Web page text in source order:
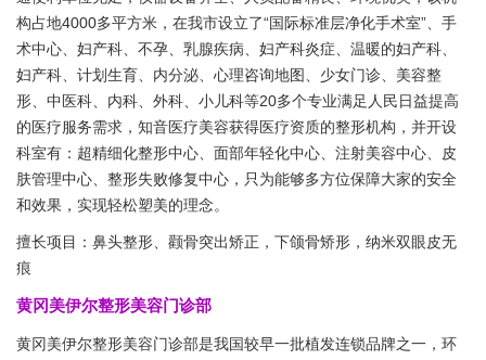
构占地4000多平方米，在我市设立了“国际标准层净化手术室”、手
术中心、妇产科、不孕、乳腺疾病、妇产科炎症、温暖的妇产科、
妇产科、计划生育、内分泌、心理咨询地图、少女门诊、美容整
形、中医科、内科、外科、小儿科等20多个专业满足人民日益提高
的医疗服务需求，知音医疗美容获得医疗资质的整形机构，并开设
科室有：超精细化整形中心、面部年轻化中心、注射美容中心、皮
肤管理中心、整形失败修复中心，只为能够多方位保障大家的安全
和效果，实现轻松塑美的理念。
擅长项目：鼻头整形、颧骨突出矫正，下颌骨矫形，纳米双眼皮无
痕
黄冈美伊尔整形美容门诊部
黄冈美伊尔整形美容门诊部是我国较早一批植发连锁品牌之一，环